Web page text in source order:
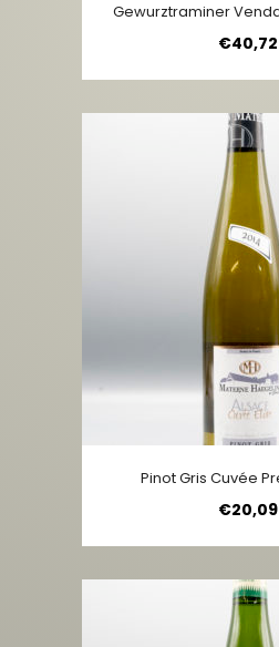
Gewurztraminer
€40,72
Pinot Gris Cuvée
€20,09